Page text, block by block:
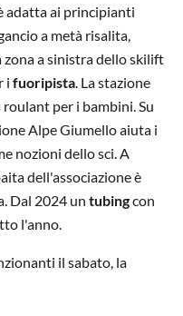
adatta ai principianti
a metà risalita,
a sinistra dello skilift
i fuoripista. La stazione
per i bambini. Su
Alpe Giumello aiuta i
nozioni dello sci. A
dell'associazione è
Dal 2024 un tubingcon
l'anno.
il sabato, la